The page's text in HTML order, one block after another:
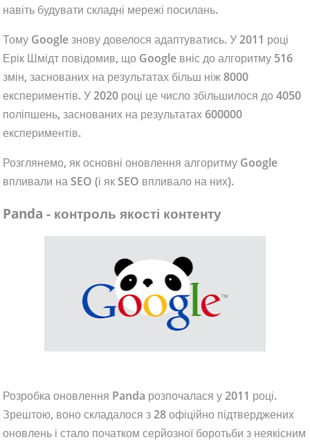
навіть будувати складні мережі посилань.
Тому Google знову довелося адаптуватись. У 2011 році
Ерік Шмідт повідомив, що Google вніс до алгоритму 516
змін, заснованих на результатах більш ніж 8000
експериментів. У 2020 році це число збільшилося до 4050
поліпшень, заснованих на результатах 600000
експериментів.
Розглянемо, як основні оновлення алгоритму Google
впливали на SEO (і як SEO впливало на них).
Panda - контроль якості контенту
Розробка оновлення Panda розпочалася у 2011 році.
Зрештою, воно складалося з 28 офіційно підтверджених
оновлень і стало початком серйозної боротьби з неякісним